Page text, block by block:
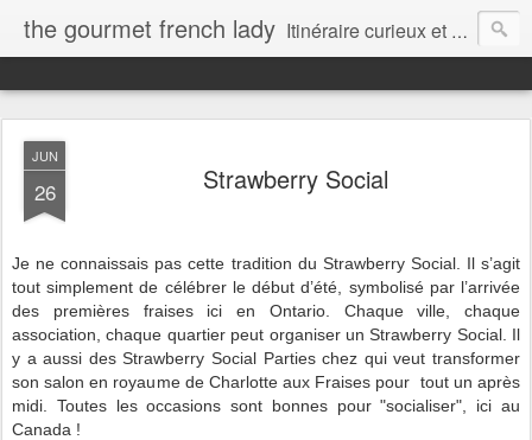
the gourmet french lady Itinéraire curieux et gourmand d'une française installée au Canada...
JUN
26 Strawberry Social
Je ne connaissais pas cette tradition du Strawberry Social. Il s’agit
tout simplement de célébrer le début d’été, symbolisé par l’arrivée
des premières fraises ici en Ontario. Chaque ville, chaque
association, chaque quartier peut organiser un Strawberry Social. Il
y a aussi des Strawberry Social Parties chez qui veut transformer
son salon en royaume de Charlotte aux Fraises pour tout un après
midi. Toutes les occasions sont bonnes pour "socialiser", ici au
Canada !